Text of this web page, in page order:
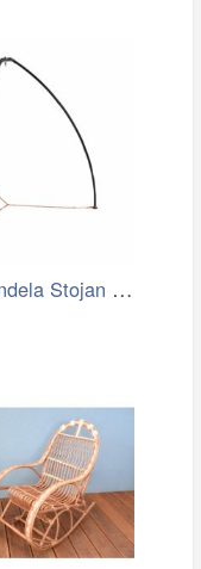
Tempo Kondela Stojan pro závěsné křeslo…